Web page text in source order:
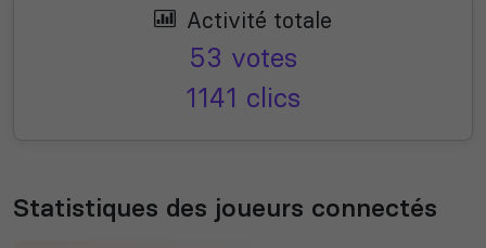
Activité totale
53 votes
1141 clics
Statistiques des joueurs connectés